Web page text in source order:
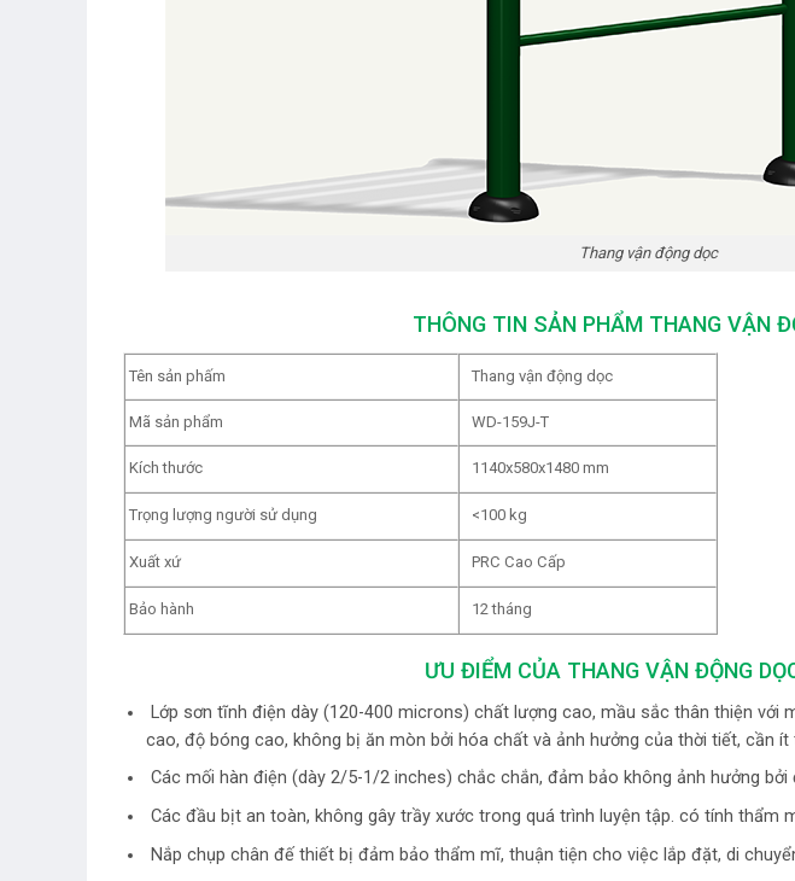
Thang vận động dọc
THÔNG TIN SẢN PHẨM THANG VẬN
Tên sản phấm Thang vận động dọc
Mã sản phẩm WD-159J-T
Kích thước 1140x580x1480 mm
Trọng lượng người sử dụng <100 kg
Xuất xứ PRC Cao Cấp
Bảo hành 12 tháng
ƯU ĐIỂM CỦA THANG VẬN ĐỘNG
Lớp sơn tĩnh điện dày (120-400 microns) chất lượng cao, mầu sắc thân thiện với
cao, độ bóng cao, không bị ăn mòn bởi hóa chất và ảnh hưởng của thời tiết, cần ít
Các mối hàn điện (dày 2/5-1/2 inches) chắc chắn, đảm bảo không ảnh hưởng
Các đầu bịt an toàn, không gây trầy xước trong quá trình luyện tập. có tính thẩm
Nắp chụp chân đế thiết bị đảm bảo thẩm mĩ, thuận tiện cho việc lắp đặt, di